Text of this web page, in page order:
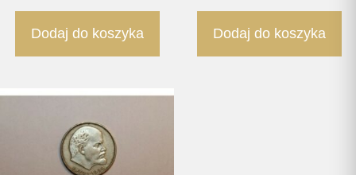
Dodaj do koszyka Dodaj do koszyka